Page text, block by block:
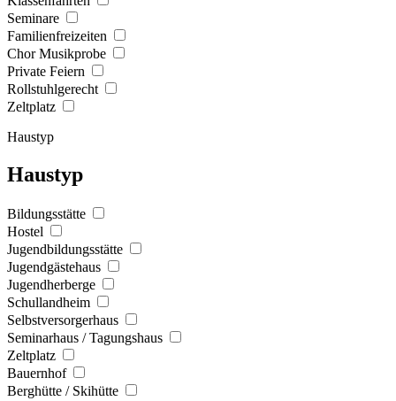
Seminare
Familienfreizeiten
Chor Musikprobe
Private Feiern
Rollstuhlgerecht
Zeltplatz
Haustyp
Haustyp
Bildungsstätte
Hostel
Jugendbildungsstätte
Jugendgästehaus
Jugendherberge
Schullandheim
Selbstversorgerhaus
Seminarhaus / Tagungshaus
Zeltplatz
Bauernhof
Berghütte / Skihütte